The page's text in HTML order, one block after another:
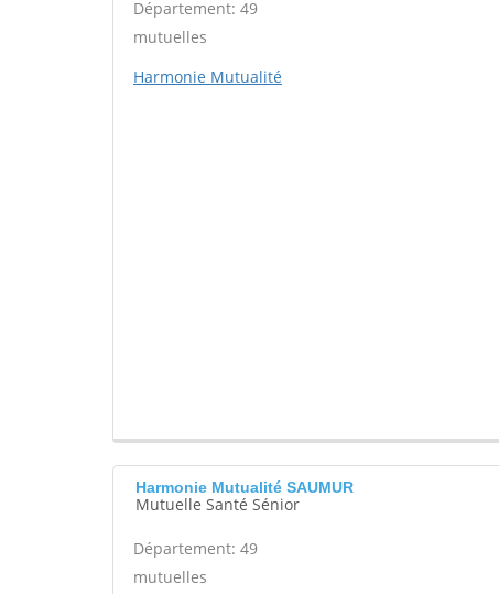
Département: 49
mutuelles
Harmonie Mutualité
Harmonie Mutualité SAUMUR
Mutuelle Santé Sénior
Département: 49
mutuelles